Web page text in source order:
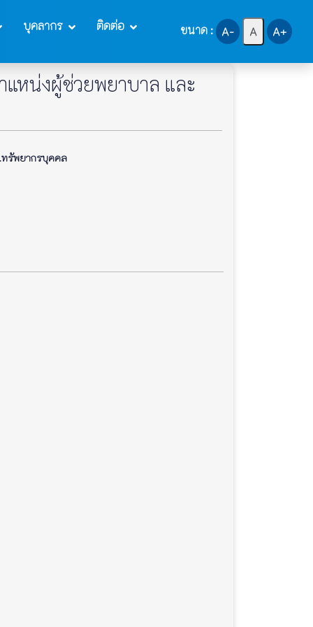
บุคลากร ติดต่อ ขนาด : A- A A+
แหน่งผู้ช่วยพยาบาล และ
รัพยากรบุคคล